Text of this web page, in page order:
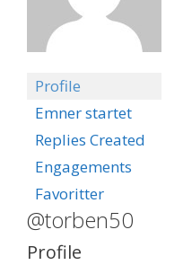
Profile
Emner startet
Replies Created
Engagements
Favoritter
@torben50
Profile